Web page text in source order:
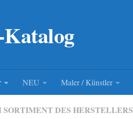
NEU Maler / Künstler
DES HERSTELLERS